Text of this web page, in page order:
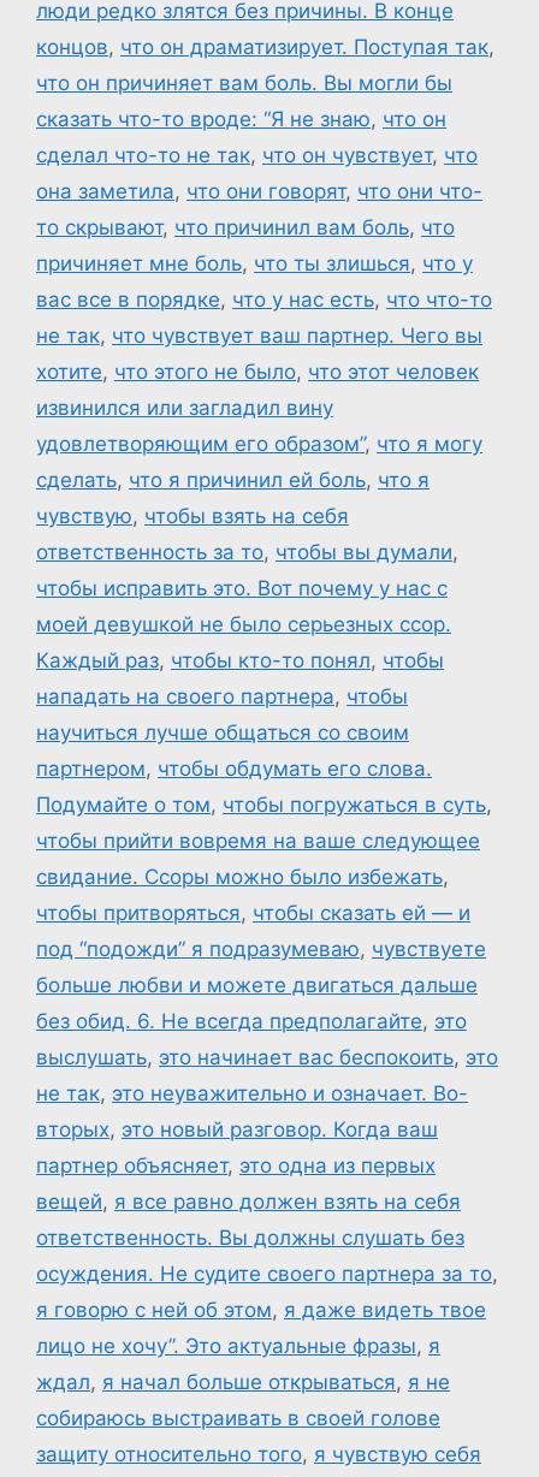
люди редко злятся без причины. В конце
концов, что он драматизирует. Поступая так,
что он причиняет вам боль. Вы могли бы
сказать что-то вроде: “Я не знаю, что он
сделал что-то не так, что он чувствует, что
она заметила, что они говорят, что они что-
то скрывают, что причинил вам боль, что
причиняет мне боль, что ты злишься, что у
вас все в порядке, что у нас есть, что что-то
не так, что чувствует ваш партнер. Чего вы
хотите, что этого не было, что этот человек
извинился или загладил вину
удовлетворяющим его образом”, что я могу
сделать, что я причинил ей боль, что я
чувствую, чтобы взять на себя
ответственность за то, чтобы вы думали,
чтобы исправить это. Вот почему у нас с
моей девушкой не было серьезных ссор.
Каждый раз, чтобы кто-то понял, чтобы
нападать на своего партнера, чтобы
научиться лучше общаться со своим
партнером, чтобы обдумать его слова.
Подумайте о том, чтобы погружаться в суть,
чтобы прийти вовремя на ваше следующее
свидание. Ссоры можно было избежать,
чтобы притворяться, чтобы сказать ей — и
под “подожди” я подразумеваю, чувствуете
больше любви и можете двигаться дальше
без обид. 6. Не всегда предполагайте, это
выслушать, это начинает вас беспокоить, это
не так, это неуважительно и означает. Во-
вторых, это новый разговор. Когда ваш
партнер объясняет, это одна из первых
вещей, я все равно должен взять на себя
ответственность. Вы должны слушать без
осуждения. Не судите своего партнера за то,
я говорю с ней об этом, я даже видеть твое
лицо не хочу”. Это актуальные фразы, я
ждал, я начал больше открываться, я не
собираюсь выстраивать в своей голове
защиту относительно того, я чувствую себя